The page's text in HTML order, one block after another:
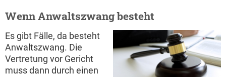
Wenn Anwaltszwang besteht
Es gibt Fälle, da besteht
Anwaltszwang. Die
Vertretung vor Gericht
muss dann durch einen